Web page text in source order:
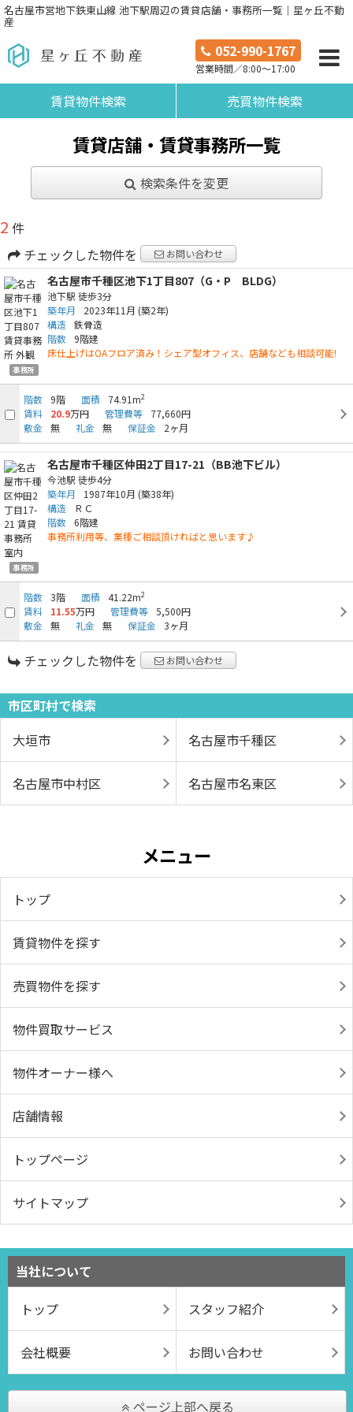
名古屋市営地下鉄東山線 池下駅周辺の賃貸店舗・事務所一覧｜星ヶ丘不動
産
052-990-1767
営業時間／8:00～17:00
賃貸物件検索 売買物件検索
賃貸店舗・賃貸事務所一覧
検索条件を変更
2 件
チェックした物件を
お問い合わせ
事務所
名古屋市千種区池下1丁目807（G・P BLDG）
池下駅 徒歩3分
築年月
2023年11月 (築2年)
構造 鉄骨造
階数 9階建
床仕上げはOAフロア済み！シェア型オフィス、店舗なども相談可能!
階数 9階 面積 74.91m2
賃料 20.9万円 管理費等
77,660円
敷金
無 礼金 無 保証金 2ヶ月
事務所
名古屋市千種区仲田2丁目17-21（BB池下ビル）
今池駅 徒歩4分
築年月
1987年10月 (築38年)
構造
ＲＣ
階数 6階建
事務所利用等、業種ご相談頂ければと思います♪
階数 3階 面積 41.22m2
賃料 11.55万円 管理費等 5,500円
敷金
無 礼金 無 保証金 3ヶ月
チェックした物件を お問い合わせ
市区町村で検索
大垣市
名古屋市千種区
名古屋市中村区 名古屋市名東区
メニュー
トップ
賃貸物件を探す
売買物件を探す
物件買取サービス
物件オーナー様へ
店舗情報
トップページ
サイトマップ
当社について
トップ
スタッフ紹介
会社概要 お問い合わせ
ページ上部へ戻る